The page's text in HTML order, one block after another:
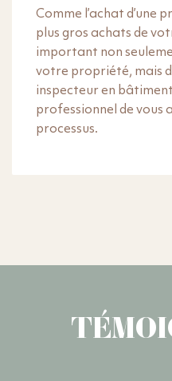
Comme l’achat d’une
plus gros achats de
important non
votre propriété, mais
inspecteur en
professionnel de vous
processus.